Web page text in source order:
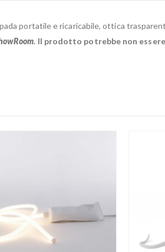
portatile e ricaricabile, ottica
. Il prodotto potrebbe non